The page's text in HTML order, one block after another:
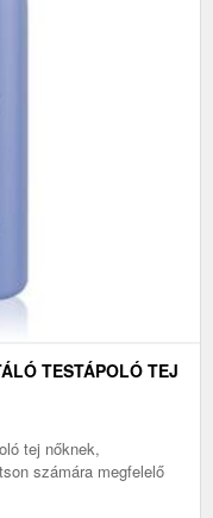
TESTÁPOLÓ TEJ
tej nőknek,
számára megfelelő